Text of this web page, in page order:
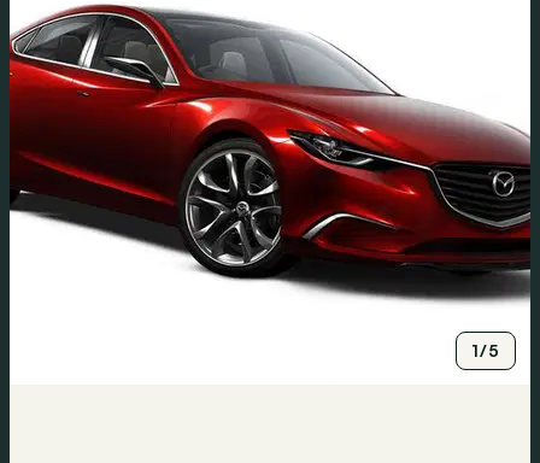
1/5